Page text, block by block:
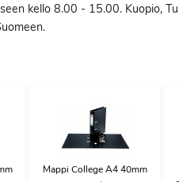
kello 8.00 - 15.00. Kuopio,
Mappi College A4 40mm